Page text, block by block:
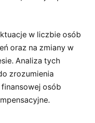
w liczbie osób
oraz na zmiany w
Analiza tych
zrozumienia
osób